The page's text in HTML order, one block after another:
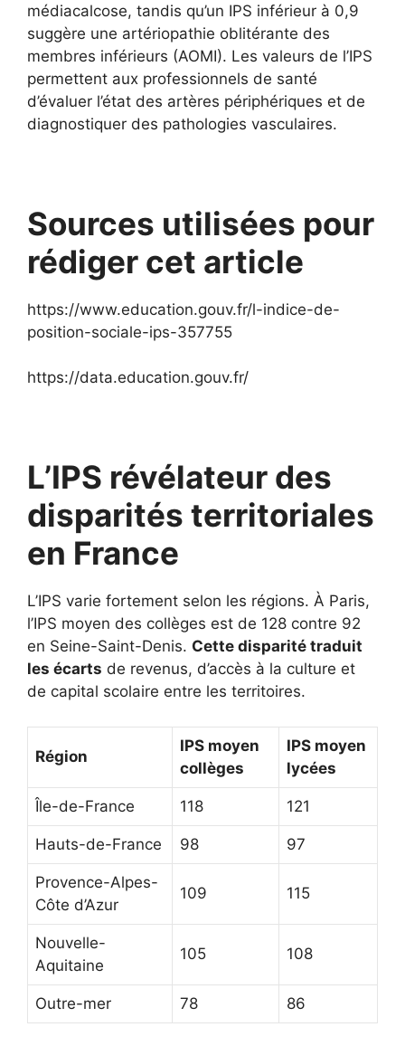
médiacalcose, tandis qu’un IPS inférieur à 0,9
suggère une artériopathie oblitérante des
membres inférieurs (AOMI). Les valeurs de l’IPS
permettent aux professionnels de santé
d’évaluer l’état des artères périphériques et de
diagnostiquer des pathologies vasculaires.
Sources utilisées pour
rédiger cet article
https://www.education.gouv.fr/l-indice-de-
position-sociale-ips-357755
https://data.education.gouv.fr/
L’IPS révélateur des
disparités territoriales
en France
L’IPS varie fortement selon les régions. À Paris,
l’IPS moyen des collèges est de 128 contre 92
en Seine-Saint-Denis. Cette disparité traduit
les écarts de revenus, d’accès à la culture et
de capital scolaire entre les territoires.
Région
IPS moyen
collèges
IPS moyen
lycées
Île-de-France 118 121
Hauts-de-France 98 97
Provence-Alpes-
Côte d’Azur
109 115
Nouvelle-
Aquitaine
105 108
Outre-mer 78 86